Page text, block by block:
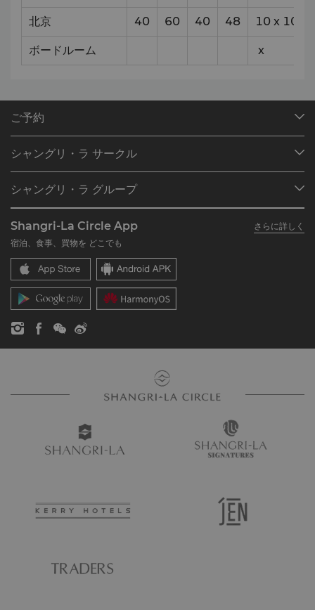
北京 40 60 40 48 10 x 10
ボードルーム x
ご予約
ご予約の検索
レストラン＆バー
シャングリ・ラ サークル
シャングリ・ラ サークルに入会
よくあるお問合せや質問
SLCに関するお問い合わせ
シャングリ・ラ グループ
シャングリ・ラ ブランド
シャングリ・ラ センター
レジデンス
お問い合わせ
採用情報
企業の社会的責任
ニュース
Shangri-La Circle App
さらに詳しく
宿泊、食事、買物を どこでも